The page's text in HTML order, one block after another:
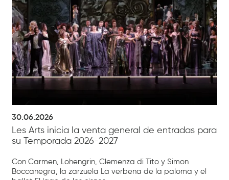
30.06.2026
Les Arts inicia la venta general de entradas para
su Temporada 2026-2027
Con Carmen, Lohengrin, Clemenza di Tito y Simon
Boccanegra, la zarzuela La verbena de la paloma y el